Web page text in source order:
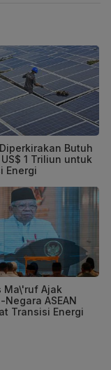
Diperkirakan Butuh
1 Triliun untuk
Energi
Ma\'ruf Ajak
Negara ASEAN
Transisi Energi